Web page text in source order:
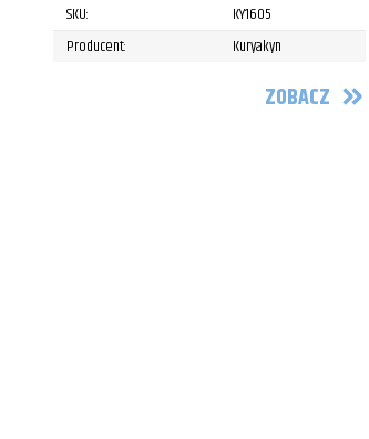
SKU:
KY1605
Producent:
Kuryakyn
ZOBACZ